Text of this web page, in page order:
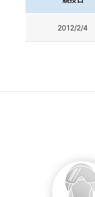
2012/2/4